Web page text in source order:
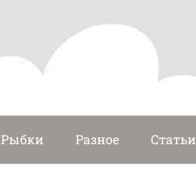
Рыбки Разное Статьи